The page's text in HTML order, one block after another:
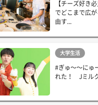
【チーズ好き
でどこまで広
由す...
大学生活
#ぎゅ〜〜にゅ
れた！ Jミル